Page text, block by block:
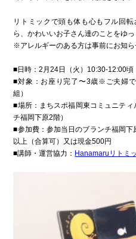
リトミックで頭も体も心もフル回
ら、かわいいお子さん達のことをゆ
※アレルギーのある方は事前にお知
■日時：2月24日（火）10:30-12:00頃
■対象：お座り完了〜3歳※ご夫婦
組）
■場所：まちスポ福岡東コミュニテ
チ福岡下原2階）
■参加費：参加当日のブランチ福岡
以上（合算可）又は現金500円
■講師・運営協力： Hanamaruリトミ